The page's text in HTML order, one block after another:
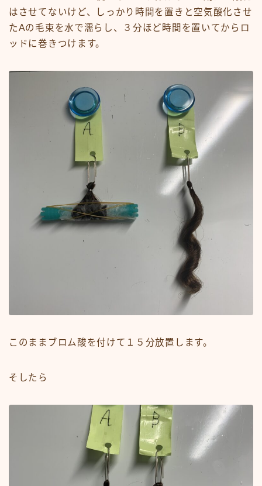
はさせてないけど、しっかり時間を置きと空気酸化させ
たAの毛束を水で濡らし、３分ほど時間を置いてからロ
ッドに巻きつけます。
このままブロム酸を付けて１５分放置します。
そしたら